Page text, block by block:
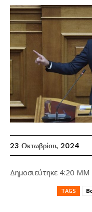
23 Οκτωβρίου, 2024
Δημοσιεύτηκε 4:20 ΜΜ
TAGS